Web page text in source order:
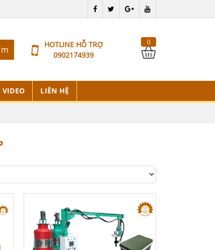
HOTLINE HỖ TRỢ
0902174939
0
VIDEO LIÊN HỆ